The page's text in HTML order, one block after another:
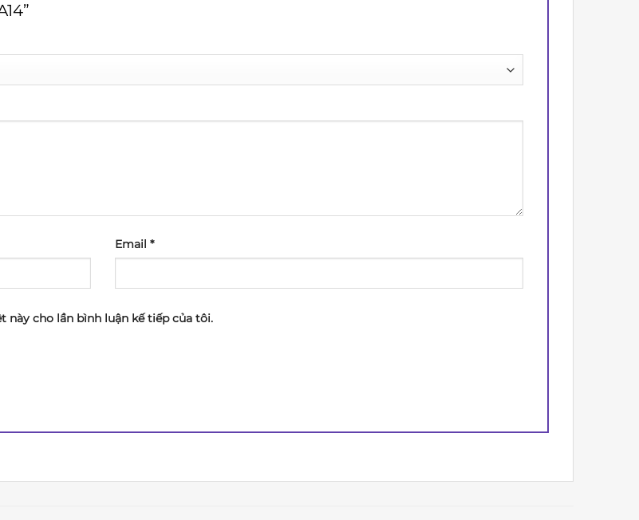
Email *
này cho lần bình luận kế tiếp của tôi.